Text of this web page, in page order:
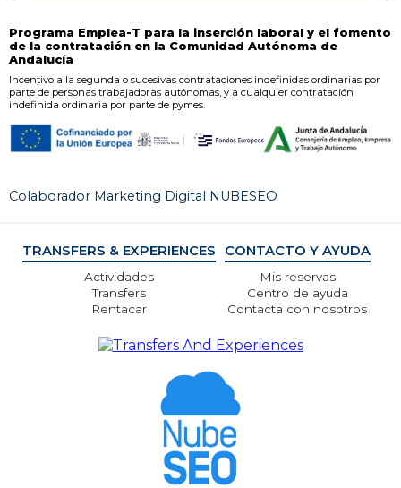
Programa Emplea-T para la inserción laboral y el fomento
de la contratación en la Comunidad Autónoma de
Andalucía
Incentivo a la segunda o sucesivas contrataciones indefinidas ordinarias por
parte de personas trabajadoras autónomas, y a cualquier contratación
indefinida ordinaria por parte de pymes.
Colaborador Marketing Digital NUBESEO
TRANSFERS & EXPERIENCES
Actividades
Transfers
Rentacar
CONTACTO Y AYUDA
Mis reservas
Centro de ayuda
Contacta con nosotros